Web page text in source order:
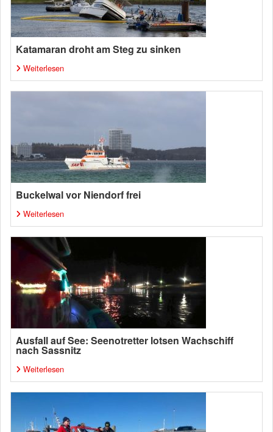
Katamaran droht am Steg zu sinken
Weiterlesen
Buckelwal vor Niendorf frei
Weiterlesen
Ausfall auf See: Seenotretter lotsen Wachschiff
nach Sassnitz
Weiterlesen